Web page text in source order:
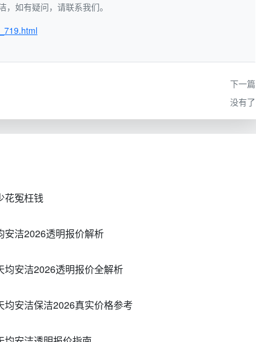
墅
过一个案例：一套110㎡三居室，按散工报价45元/小时，
问题无人担责；而他们按深度清洁方案介入，总计花费相
工垃圾归堆，效率提升约30%。
下的总价越不可控。
本地保洁公司会把玻璃面积单独折算成加价项。
汽机、大功率干湿两用吸尘器，避免水泥粉尘划伤瓷砖釉
如有疑问，请联系我们。
下一篇
没有了
花冤枉钱
安洁2026透明报价解析
均安洁2026透明报价全解析
安洁保洁2026真实价格参考